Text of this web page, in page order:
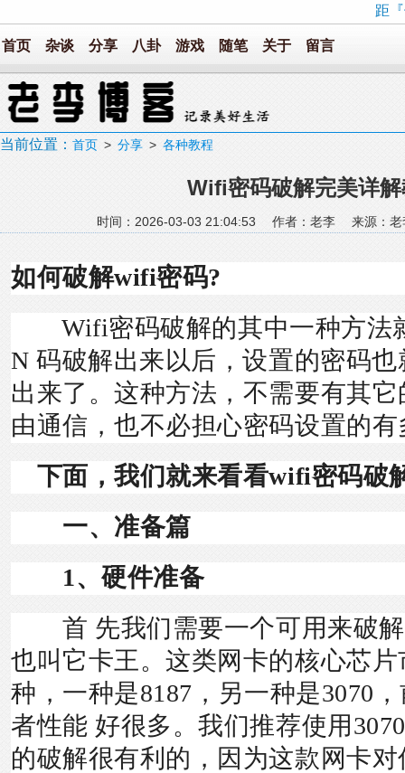
距
首页 杂谈 分享 八卦 游戏 随笔 关于 留言
当前位置： 首页 > 分享 > 各种教程
Wifi密码破解完美详
时间：2026-03-03 21:04:53 作者：老李 来源：
如何破解wifi密码?
Wifi密码破解的其中一种方法
N 码破解出来以后，设置的密码
出来了。这种方法，不需要有其
由通信，也不必担心密码设置的
下面，我们就来看看wifi密码破
一、准备篇
1、硬件准备
首 先我们需要一个可用来破解
也叫它卡王。这类网卡的核心芯
种，一种是8187，另一种是3070
者性能 好很多。我们推荐使用
的破解很有利的，因为这款网卡